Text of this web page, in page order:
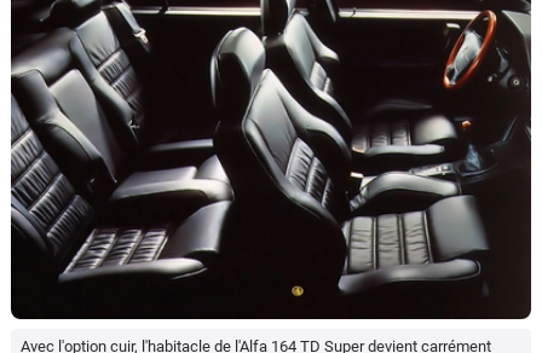
Avec l'option cuir, l'habitacle de l'Alfa 164 TD Super devient carrément